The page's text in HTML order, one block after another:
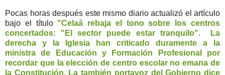
Pocas horas después este mismo diario actualizó el artículo
bajo el título "Celaá rebaja el tono sobre los centros
concertados: "El sector puede estar tranquilo". La
derecha y la Iglesia han criticado duramente a la
ministra de Educación y Formación Profesional por
recordar que la elección de centro escolar no emana de
la Constitución. La también portavoz del Gobierno dice